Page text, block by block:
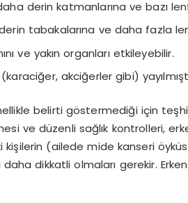
derin katmanlarına ve bazı
tabakalarına ve daha fazla
ve yakın organları etkileyebilir.
akciğerler gibi)
belirti göstermediği için
ve düzenli sağlık kontrolleri,
kişilerin (ailede mide kanseri
dikkatli olmaları gerekir.